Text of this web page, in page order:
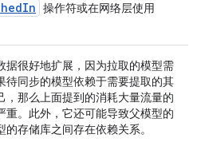
操作符或在网络层使用
据很好地扩展，因为拉取的模型需
待同步的模型依赖于需要提取的其
，那么上面提到的消耗大量流量的
重。此外，它还可能导致父模型的
存储库之间存在依赖关系。